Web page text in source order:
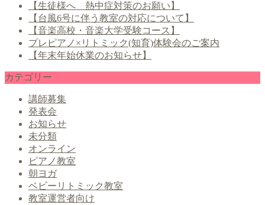
【生徒様へ 熱中症対策のお願い】
【台風6号に伴う教室の対応について】
【音楽高校・音楽大学受験コース】
プレピアノ×リトミック(知育)体験会のご案内
【年末年始休業のお知らせ】
カテゴリー
講師募集
発表会
お知らせ
未分類
オンライン
ピアノ教室
朝ヨガ
ベビーリトミック教室
教室運営者向け